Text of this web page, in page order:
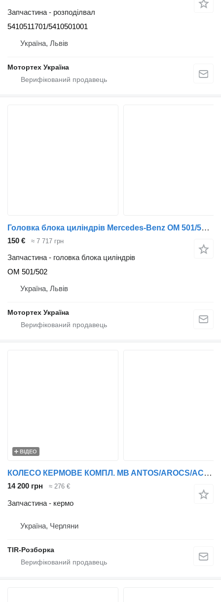
Запчастина - розподілвал
5410511701/5410501001
Україна, Львів
Мотортех Україна
Головка блока циліндрів Mercedes-Benz OM 501/502 до вантажівки
150 € ≈ 7 717 грн
Запчастина - головка блока циліндрів
OM 501/502
Україна, Львів
Мотортех Україна
ВІДЕО
КОЛЕСО КЕРМОВЕ КОМПЛ. MB ANTOS/AROCS/ACTROS MP4 до тягача Mercedes-Benz Actros
14 200 грн ≈ 276 €
Запчастина - кермо
Україна, Черляни
TIR-Розборка